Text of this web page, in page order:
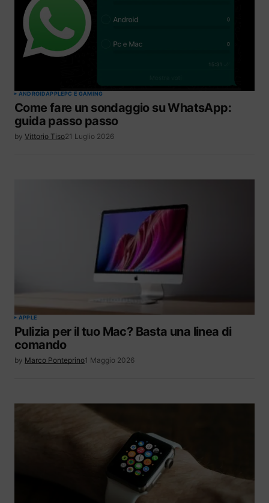
ANDROIDAPPLEPC E GAMING
Come fare un sondaggio su WhatsApp:
guida passo passo
by Vittorio Tiso21 Luglio 2026
APPLE
Pulizia per il tuo Mac? Basta una linea di
comando
by Marco Ponteprino1 Maggio 2026